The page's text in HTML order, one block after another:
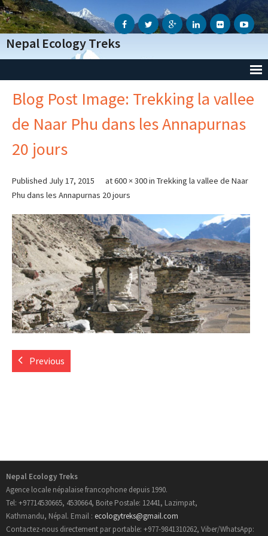
Nepal Ecology Treks
Accueil
L’Agence
- Notre Agence
- Notre Action Humanitaire
- Informations Génèrales
- Conditions Génèrales
- Informations Pratiques
- Carte du Népal
Trek au Nepal
- Trekking au Manaslu
- Trekking au Mustang
Blog Post Image: Trekking la vallee
de Naar Phu dans les Annapurnas
20 jours
Published July 17, 2015 at600 × 300in Trekking la vallee de Naar
Phu dans les Annapurnas 20 jours
Previous
Nepal Ecology Treks
Agence locale népalaise francophone depuis 1990.
Tel: +97714530665, 4530664, Boite Postale: 12441, Lazimpat,
Kathmandu, Népal. Email : ecologytreks@gmail.com
Contactez-nous directement par portable: +977-9841310262, Viber/WhatsApp: